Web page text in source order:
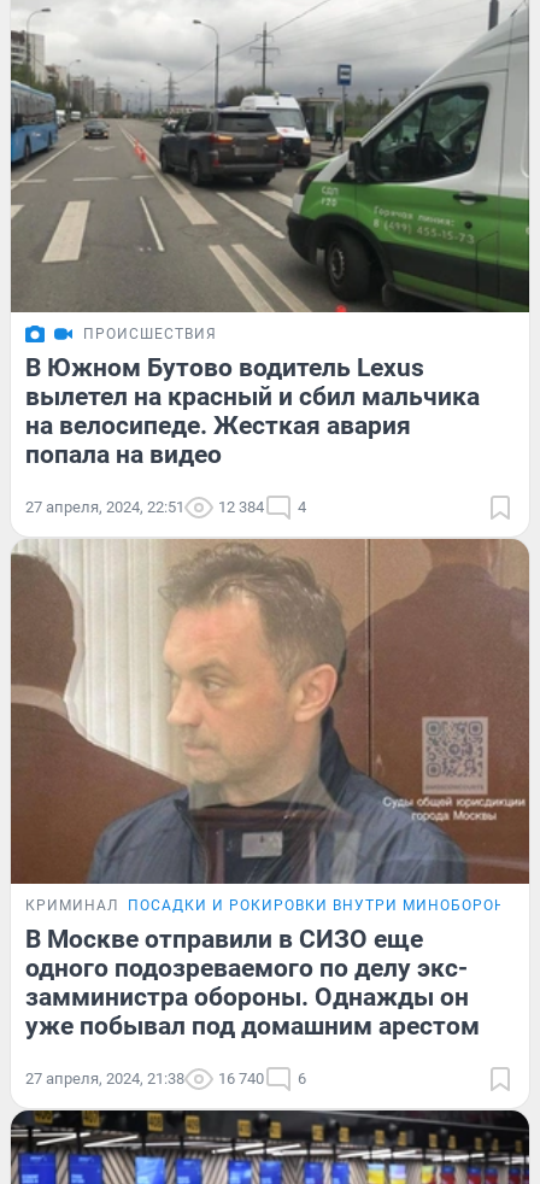
ПРОИСШЕСТВИЯ
В Южном Бутово водитель Lexus
вылетел на красный и сбил мальчика
на велосипеде. Жесткая авария
попала на видео
27 апреля, 2024, 22:51 12 384 4
КРИМИНАЛ ПОСАДКИ И РОКИРОВКИ ВНУТРИ МИНОБОРОНЫ
В Москве отправили в СИЗО еще
одного подозреваемого по делу экс-
замминистра обороны. Однажды он
уже побывал под домашним арестом
27 апреля, 2024, 21:38 16 740 6